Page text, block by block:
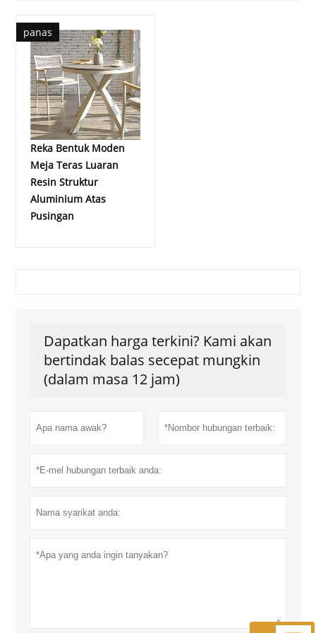
panas
Reka Bentuk Moden
Meja Teras Luaran
Resin Struktur
Aluminium Atas
Pusingan
Dapatkan harga terkini? Kami akan
bertindak balas secepat mungkin
(dalam masa 12 jam)